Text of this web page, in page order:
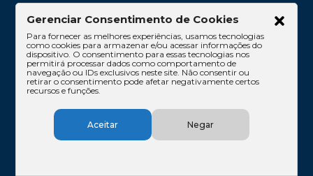
CEP 01310-200
Tel: (11)3061-1665
Gerenciar Consentimento de Cookies
Para fornecer as melhores experiências, usamos tecnologias
como cookies para armazenar e/ou acessar informações do
dispositivo. O consentimento para essas tecnologias nos
permitirá processar dados como comportamento de
navegação ou IDs exclusivos neste site. Não consentir ou
retirar o consentimento pode afetar negativamente certos
recursos e funções.
Aceitar Negar